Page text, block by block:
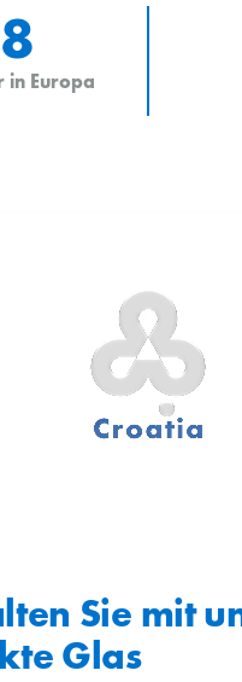
8
in Europa
Sie mit
Glas